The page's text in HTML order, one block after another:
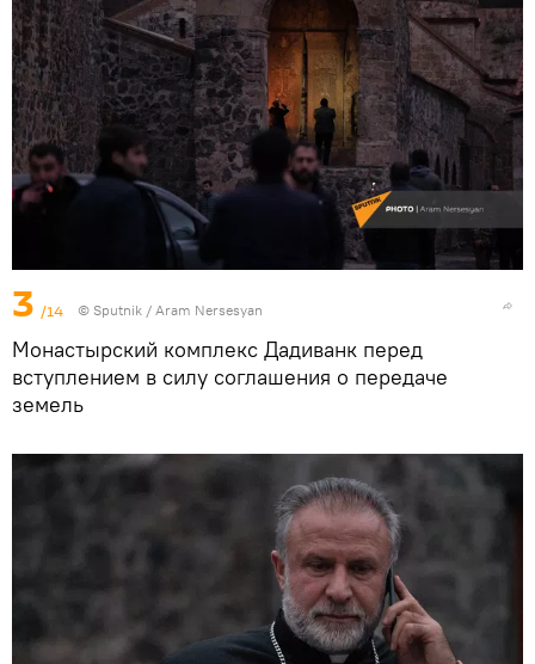
3 /14 © Sputnik / Aram Nersesyan
Монастырский комплекс Дадиванк перед
вступлением в силу соглашения о передаче
земель